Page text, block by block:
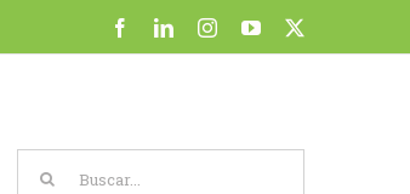
FacebookLinkedInInstagramYouTube
Cookie settings